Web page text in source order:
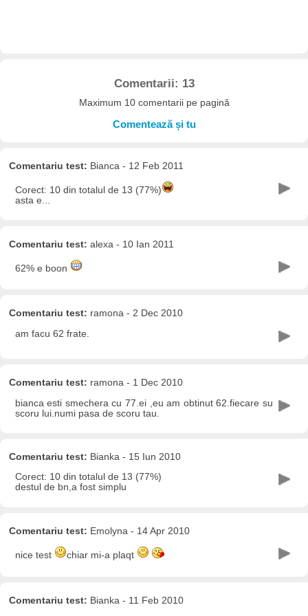
Comentarii: 13
Maximum 10 comentarii pe pagină
Comentează și tu
Comentariu test: Bianca - 12 Feb 2011
Corect: 10 din totalul de 13 (77%)
asta e...
Comentariu test: alexa - 10 Ian 2011
62% e boon
Comentariu test: ramona - 2 Dec 2010
am facu 62 frate.
Comentariu test: ramona - 1 Dec 2010
bianca esti smechera cu 77.ei ,eu am obtinut 62.fiecare su
scoru lui.numi pasa de scoru tau.
Comentariu test: Bianka - 15 Iun 2010
Corect: 10 din totalul de 13 (77%)
destul de bn,a fost simplu
Comentariu test: Emolyna - 14 Apr 2010
nice test chiar mi-a plaqt
Comentariu test: Bianka - 11 Feb 2010